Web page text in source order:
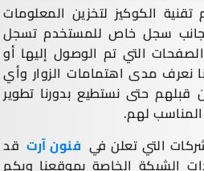
الكوكيز لتخزين المعلومات
جانب سجل خاص للمستخدم تسجل
التي تم الوصول إليها أو
نعرف مدى اهتمامات الزوار وأي
قبلهم حتى نستطيع بدورنا تطوير
لهم.
التي تعلن في فنون آرت قد
الشبكة الخاصة بموقعنا وبكم